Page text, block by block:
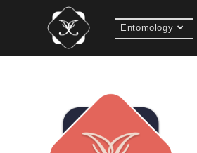
Entomology